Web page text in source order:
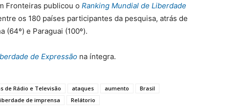
Fronteiras publicou o Ranking Mundial de Liberdade
os 180 países participantes da pesquisa, atrás de
(64º) e Paraguai (100º).
de Expressão na íntegra.
de Rádio e Televisão ataques aumento
Brasil
de imprensa Relátorio